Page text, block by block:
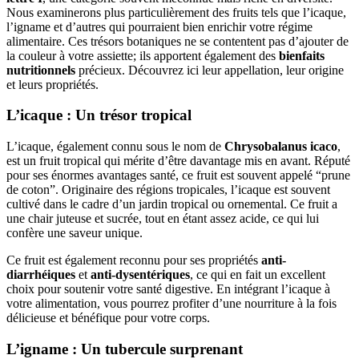
Nous examinerons plus particulièrement des fruits tels que l’icaque,
l’igname et d’autres qui pourraient bien enrichir votre régime
alimentaire. Ces trésors botaniques ne se contentent pas d’ajouter de
la couleur à votre assiette; ils apportent également des bienfaits
nutritionnels précieux. Découvrez ici leur appellation, leur origine
et leurs propriétés.
L’icaque : Un trésor tropical
L’icaque, également connu sous le nom de Chrysobalanus icaco,
est un fruit tropical qui mérite d’être davantage mis en avant. Réputé
pour ses énormes avantages santé, ce fruit est souvent appelé “prune
de coton”. Originaire des régions tropicales, l’icaque est souvent
cultivé dans le cadre d’un jardin tropical ou ornemental. Ce fruit a
une chair juteuse et sucrée, tout en étant assez acide, ce qui lui
confère une saveur unique.
Ce fruit est également reconnu pour ses propriétés anti-
diarrhéiques et anti-dysentériques, ce qui en fait un excellent
choix pour soutenir votre santé digestive. En intégrant l’icaque à
votre alimentation, vous pourrez profiter d’une nourriture à la fois
délicieuse et bénéfique pour votre corps.
L’igname : Un tubercule surprenant